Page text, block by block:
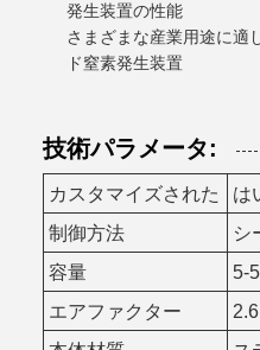
発生装置の性能
さまざまな産業用途に適
ド窒素発生装置
技術パラメータ:
カスタマイズされた
は
制御方法
シ
容量
5-
エアファクター